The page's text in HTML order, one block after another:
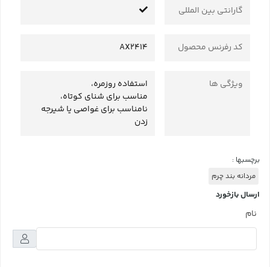
گارانتی بین المللی
کد رفرنس محصول AX2414
ویژگی ها
استفاده روزمره،
مناسب برای شنای کوتاه،
نامناسب برای غواصی یا شیرجه
زدن
برچسبها :
مردانه بند چرم
ارسال بازخورد
نام